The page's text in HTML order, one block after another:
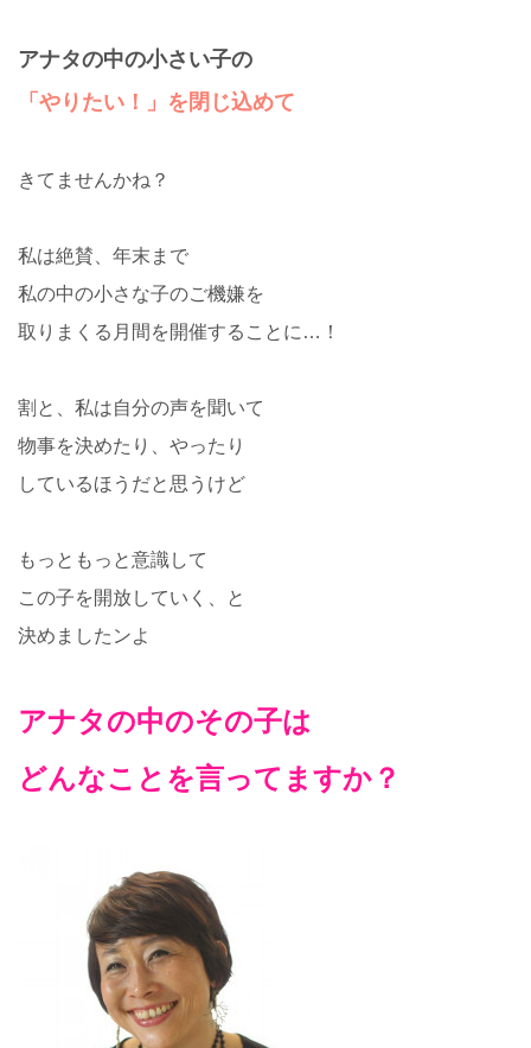
アナタの中の小さい子の
「やりたい！」を閉じ込めて
きてませんかね？
私は絶賛、年末まで
私の中の小さな子のご機嫌を
取りまくる月間を開催することに…！
割と、私は自分の声を聞いて
物事を決めたり、やったり
しているほうだと思うけど
もっともっと意識して
この子を開放していく、と
決めましたンよ
アナタの中のその子は
どんなことを言ってますか？